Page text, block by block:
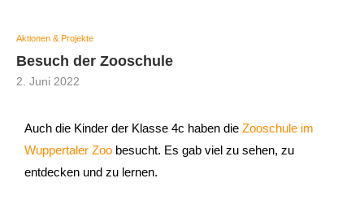
Aktionen & Projekte
Besuch der Zooschule
2. Juni 2022
Auch die Kinder der Klasse 4c haben die Zooschule im
Wuppertaler Zoo besucht. Es gab viel zu sehen, zu
entdecken und zu lernen.